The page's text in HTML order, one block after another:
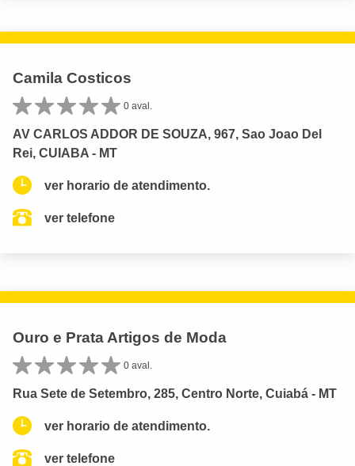
Camila Costicos
0 aval.
AV CARLOS ADDOR DE SOUZA, 967, Sao Joao Del
Rei, CUIABA - MT
ver horario de atendimento.
ver telefone
Ouro e Prata Artigos de Moda
0 aval.
Rua Sete de Setembro, 285, Centro Norte, Cuiabá - MT
ver horario de atendimento.
ver telefone